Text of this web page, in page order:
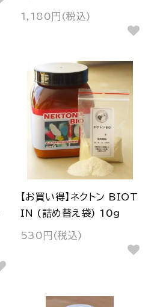
1,180円(税込)
【お買い得】ネクトン BIOT
IN (詰め替え袋) 10g
530円(税込)